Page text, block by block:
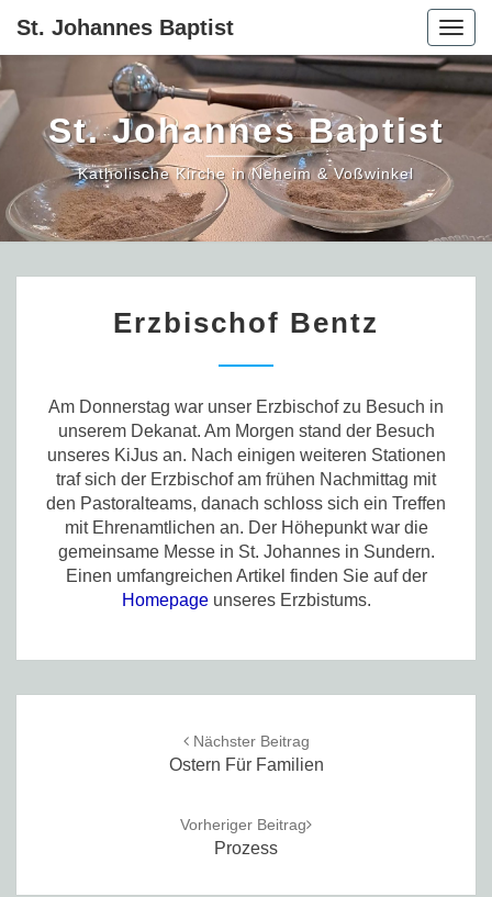
St. Johannes Baptist
St. Johannes Baptist
Katholische Kirche in Neheim & Voßwinkel
Bentz
Erzbischof Bentz
Am Donnerstag war unser Erzbischof zu Besuch in
unserem Dekanat. Am Morgen stand der Besuch
unseres KiJus an. Nach einigen weiteren Stationen
traf sich der Erzbischof am frühen Nachmittag mit
den Pastoralteams, danach schloss sich ein Treffen
mit Ehrenamtlichen an. Der Höhepunkt war die
gemeinsame Messe in St. Johannes in Sundern.
Einen umfangreichen Artikel finden Sie auf der
Homepageunseres Erzbistums.
Nächster Beitrag
Ostern Für Familien
Vorheriger Beitrag
Prozess